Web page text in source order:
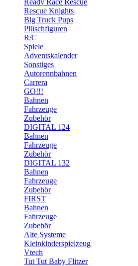
Ready Race Rescue
Rescue Knights
Big Truck Pups
Plüschfiguren
R/C
Spiele
Adventskalender
Sonstiges
Autorennbahnen
Carrera
GO!!!
Bahnen
Fahrzeuge
Zubehör
DIGITAL 124
Bahnen
Fahrzeuge
Zubehör
DIGITAL 132
Bahnen
Fahrzeuge
Zubehör
FIRST
Bahnen
Fahrzeuge
Zubehör
Alte Systeme
Kleinkinderspielzeug
Vtech
Tut Tut Baby Flitzer